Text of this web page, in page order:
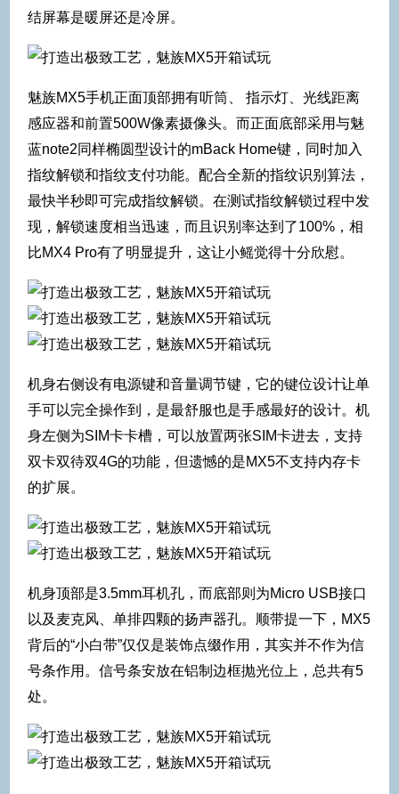
结屏幕是暖屏还是冷屏。
魅族MX5手机正面顶部拥有听筒、 指示灯、光线距离
感应器和前置500W像素摄像头。而正面底部采用与魅
蓝note2同样椭圆型设计的mBack Home键，同时加入
指纹解锁和指纹支付功能。配合全新的指纹识别算法，
最快半秒即可完成指纹解锁。在测试指纹解锁过程中发
现，解锁速度相当迅速，而且识别率达到了100%，相
比MX4 Pro有了明显提升，这让小鳐觉得十分欣慰。
机身右侧设有电源键和音量调节键，它的键位设计让单
手可以完全操作到，是最舒服也是手感最好的设计。机
身左侧为SIM卡卡槽，可以放置两张SIM卡进去，支持
双卡双待双4G的功能，但遗憾的是MX5不支持内存卡
的扩展。
机身顶部是3.5mm耳机孔，而底部则为Micro USB接口
以及麦克风、单排四颗的扬声器孔。顺带提一下，MX5
背后的“小白带”仅仅是装饰点缀作用，其实并不作为信
号条作用。信号条安放在铝制边框抛光位上，总共有5
处。